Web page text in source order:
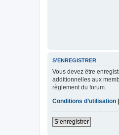
S’ENREGISTRER
Vous devez être
additionnelles aux
règlement du forum.
Conditions d’utilisation
S’enregistrer